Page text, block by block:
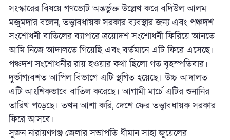
সংস্কারের বিষয়ে গণভোট অন্তর্ভুক্ত উল্লেখ করে বদিউল আলম
মজুমদার বলেন, তত্ত্বাবধায়ক সরকার ব্যবস্থার জন্য এবং পঞ্চদশ
সংশোধনী বাতিলের ব্যাপারে ত্রয়োদশ সংশোধনী ফিরিয়ে আনতে
আমি নিজে আদালতে গিয়েছি এবং বর্তমানে এটি ফিরে এসেছে।
পঞ্চদশ সংশোধনীর রায় হওয়ার কথা ছিলো গত বৃহস্পতিবার।
দুর্ভাগ্যবশত আপিল বিভাগে এটি স্থগিত হয়েছে। উচ্চ আদালত
এটি আংশিকভাবে বাতিল করেছে। আগামী মার্চে এটির শুনানির
তারিখ পড়েছে। তখন আশা করি, দেশে ফের তত্ত্বাবধায়ক সরকার
ফিরে আসবে।
সুজন নারায়ণগঞ্জ জেলার সভাপতি ধীমান সাহা জুয়েলের